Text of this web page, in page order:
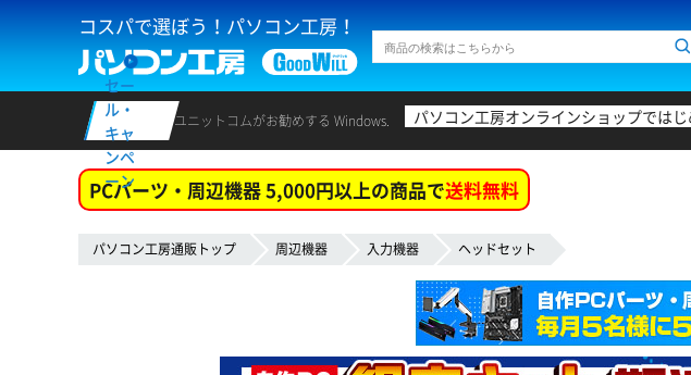
コスパで選ぼう！パソコン工房！
セー
ル・
キャ
ンペ
ーン
ユニットコムがお勧めする Windows. パソコン工房オンラインショップでは
PCパーツ・周辺機器 5,000円以上の商品で送料無料
パソコン工房通販トップ 周辺機器 入力機器 ヘッドセット